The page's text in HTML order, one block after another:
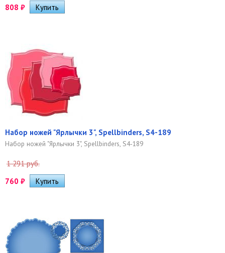
808 ₽
Набор ножей "Ярлычки 3", Spellbinders, S4-189
Набор ножей "Ярлычки 3", Spellbinders, S4-189
1 291 руб.
760 ₽